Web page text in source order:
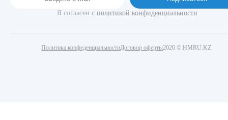
Я согласен с политикой конфиденциальности
Политика конфеденциальности 2026 © HMRU.KZ
Договор оферты